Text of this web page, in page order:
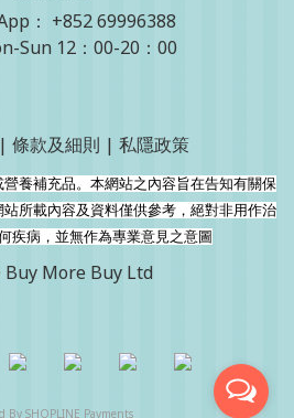
： +852 69996388
Sun 12：00-20：00
| 條款及細則 | 私隱政策
養補充品。本網站之內容旨在告知有關保
所載內容及資料僅供參考，絕對非用作治
疾病，並無作為專業意見之意圖
More Buy Ltd
By SHOPLINE Payments